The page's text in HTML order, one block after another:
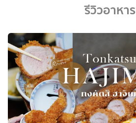
รีวิวอาหาร